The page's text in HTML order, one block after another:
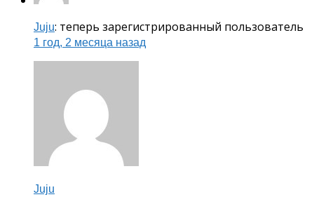
Juju: теперь зарегистрированный пользователь
1 год, 2 месяца назад
Juju